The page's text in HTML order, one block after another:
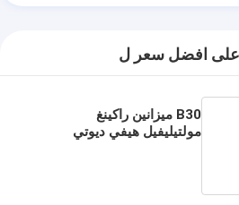
افضل سعر ل
B30 ميزانين راكينغ
مولتيليفيل هيفي ديوتي